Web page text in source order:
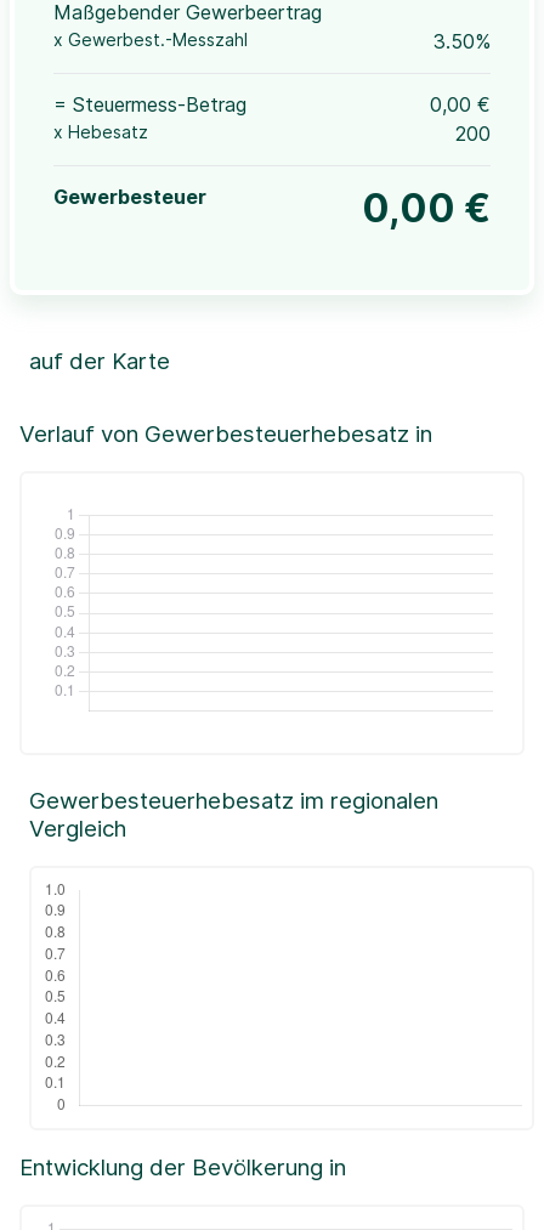
Maßgebender Gewerbeertrag
x Gewerbest.-Messzahl 3.50%
= Steuermess-Betrag 0,00 €
x Hebesatz 200
Gewerbesteuer 0,00 €
Verlauf von Gewerbesteuerhebesatz in
auf der Karte
+
Leaflet|©OpenStreetMap, ©CartoDB,
Entwicklung der Bevölkerung in
Gewerbesteuerhebesatz im regionalen
Vergleich